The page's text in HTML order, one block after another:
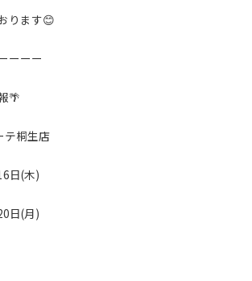
ります😊
ーーー
🌴
テ桐生店
日(木)
日(月)